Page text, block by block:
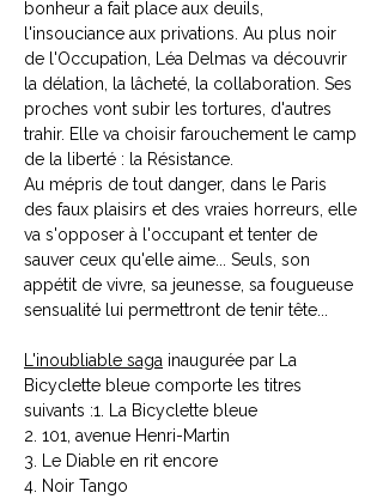
bonheur a fait place aux deuils,
l'insouciance aux privations. Au plus noir
de l'Occupation, Léa Delmas va découvrir
la délation, la lâcheté, la collaboration. Ses
proches vont subir les tortures, d'autres
trahir. Elle va choisir farouchement le camp
de la liberté : la Résistance.
Au mépris de tout danger, dans le Paris
des faux plaisirs et des vraies horreurs, elle
va s'opposer à l'occupant et tenter de
sauver ceux qu'elle aime... Seuls, son
appétit de vivre, sa jeunesse, sa fougueuse
sensualité lui permettront de tenir tête...
L'inoubliable saga inaugurée par La
Bicyclette bleue comporte les titres
suivants :1. La Bicyclette bleue
2. 101, avenue Henri-Martin
3. Le Diable en rit encore
4. Noir Tango